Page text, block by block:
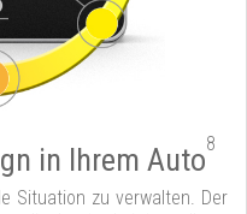
in Ihrem Auto8
Situation zu verwalten. Der